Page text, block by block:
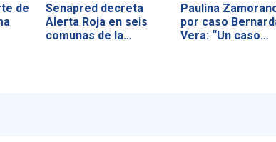
de
Senapred decreta
Alerta Roja en seis
comunas de la…
Paulina
por caso
Vera: “Un caso…